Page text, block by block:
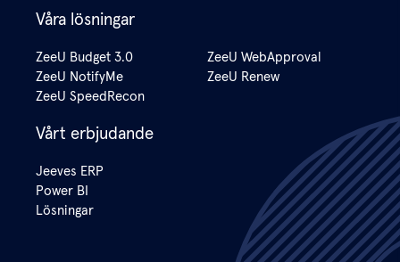
Våra lösningar
ZeeU Budget 3.0
ZeeU NotifyMe
ZeeU SpeedRecon
ZeeU WebApproval
ZeeU Renew
Vårt erbjudande
Jeeves ERP
Power BI
Lösningar